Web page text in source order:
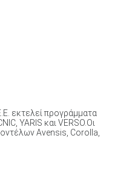
εκτελεί προγράμματα
YARIS και VERSO.Οι
Avensis, Corolla,